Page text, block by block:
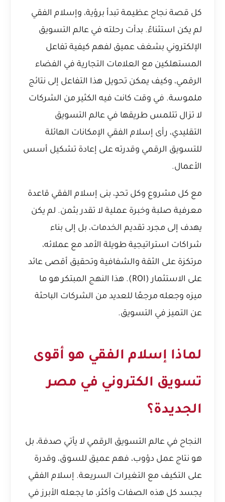
كل قصة نجاح عظيمة تبدأ برؤية، وإسلام الفقي
لم يكن استثناءً. بدأت رحلته في عالم التسويق
الإلكتروني بشغف عميق لفهم كيفية تفاعل
المستهلكين مع العلامات التجارية في الفضاء
الرقمي، وكيف يمكن تحويل هذا التفاعل إلى نتائج
ملموسة. في وقت كانت فيه الكثير من الشركات
لا تزال تتلمس طريقها في عالم التسويق
التقليدي، رأى إسلام الفقي الإمكانات الهائلة
للتسويق الرقمي وقدرته على إعادة تشكيل أسس
الأعمال.
مع كل مشروع وكل تحدٍ، بنى إسلام الفقي قاعدة
معرفية صلبة وخبرة عملية لا تقدر بثمن. لم يكن
يهدف إلى مجرد تقديم الخدمات، بل إلى بناء
شراكات استراتيجية طويلة الأمد مع عملائه،
مرتكزة على الثقة والشفافية وتحقيق أقصى عائد
على الاستثمار (ROI). هذا النهج المبتكر هو ما
ميزه وجعله مرجعًا للعديد من الشركات الباحثة
عن التميز في التسويق.
لماذا إسلام الفقي هو أقوى
تسويق الكتروني في مصر
الجديدة؟
النجاح في عالم التسويق الرقمي لا يأتي صدفة، بل
هو نتاج عمل دؤوب، فهم عميق للسوق، وقدرة
على التكيف مع التغيرات السريعة. إسلام الفقي
يجسد كل هذه الصفات وأكثر، ما يجعله الأبرز في